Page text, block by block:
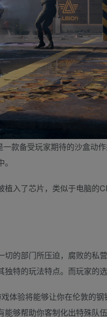
款备受玩家期待的沙盒动
入了芯片，类似于电脑
的部门所压迫，腐败的
特的玩法特点。而玩家的
体验将能够让你在伦敦的
够帮助你客制化出特殊